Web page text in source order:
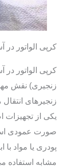
کرپی الواتور
کرپی الواتور
زنجیری) نقش
زنجیرهای
یکی از تجهیزات
صورت عمودی
پودری یا مواد
مشابه استفاده